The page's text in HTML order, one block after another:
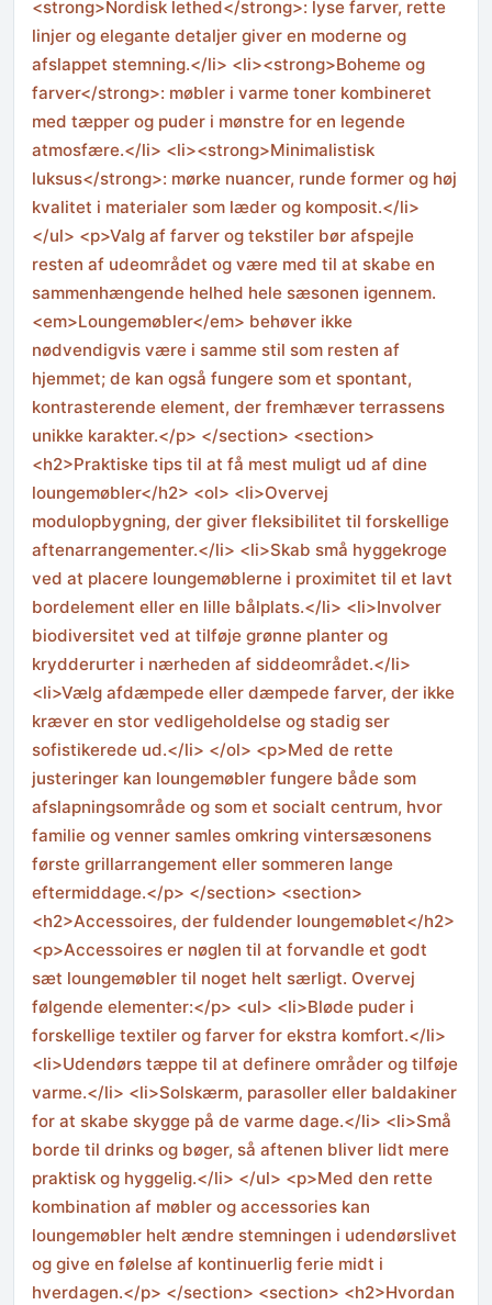
<strong>Nordisk lethed</strong>: lyse farver, rette
linjer og elegante detaljer giver en moderne og
afslappet stemning.</li> <li><strong>Boheme og
farver</strong>: møbler i varme toner kombineret
med tæpper og puder i mønstre for en legende
atmosfære.</li> <li><strong>Minimalistisk
luksus</strong>: mørke nuancer, runde former og høj
kvalitet i materialer som læder og komposit.</li>
</ul> <p>Valg af farver og tekstiler bør afspejle
resten af udeområdet og være med til at skabe en
sammenhængende helhed hele sæsonen igennem.
<em>Loungemøbler</em> behøver ikke
nødvendigvis være i samme stil som resten af
hjemmet; de kan også fungere som et spontant,
kontrasterende element, der fremhæver terrassens
unikke karakter.</p> </section> <section>
<h2>Praktiske tips til at få mest muligt ud af dine
loungemøbler</h2> <ol> <li>Overvej
modulopbygning, der giver fleksibilitet til forskellige
aftenarrangementer.</li> <li>Skab små hyggekroge
ved at placere loungemøblerne i proximitet til et lavt
bordelement eller en lille bålplats.</li> <li>Involver
biodiversitet ved at tilføje grønne planter og
krydderurter i nærheden af siddeområdet.</li>
<li>Vælg afdæmpede eller dæmpede farver, der ikke
kræver en stor vedligeholdelse og stadig ser
sofistikerede ud.</li> </ol> <p>Med de rette
justeringer kan loungemøbler fungere både som
afslapningsområde og som et socialt centrum, hvor
familie og venner samles omkring vintersæsonens
første grillarrangement eller sommeren lange
eftermiddage.</p> </section> <section>
<h2>Accessoires, der fuldender loungemøblet</h2>
<p>Accessoires er nøglen til at forvandle et godt
sæt loungemøbler til noget helt særligt. Overvej
følgende elementer:</p> <ul> <li>Bløde puder i
forskellige textiler og farver for ekstra komfort.</li>
<li>Udendørs tæppe til at definere områder og tilføje
varme.</li> <li>Solskærm, parasoller eller baldakiner
for at skabe skygge på de varme dage.</li> <li>Små
borde til drinks og bøger, så aftenen bliver lidt mere
praktisk og hyggelig.</li> </ul> <p>Med den rette
kombination af møbler og accessories kan
loungemøbler helt ændre stemningen i udendørslivet
og give en følelse af kontinuerlig ferie midt i
hverdagen.</p> </section> <section> <h2>Hvordan